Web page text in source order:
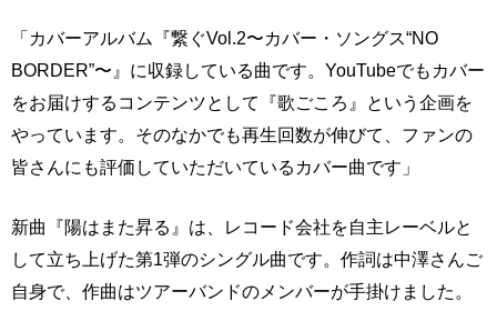
「カバーアルバム『繋ぐVol.2〜カバー・ソングス“NO
BORDER”〜』に収録している曲です。YouTubeでもカバー
をお届けするコンテンツとして『歌ごころ』という企画を
やっています。そのなかでも再生回数が伸びて、ファンの
皆さんにも評価していただいているカバー曲です」
新曲『陽はまた昇る』は、レコード会社を自主レーベルと
して立ち上げた第1弾のシングル曲です。作詞は中澤さんご
自身で、作曲はツアーバンドのメンバーが手掛けました。